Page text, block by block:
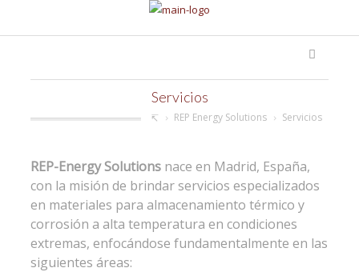
Servicios
REP Energy Solutions Servicios
REP-Energy Solutions nace en Madrid, España,
con la misión de brindar servicios especializados
en materiales para almacenamiento térmico y
corrosión a alta temperatura en condiciones
extremas, enfocándose fundamentalmente en las
siguientes áreas: